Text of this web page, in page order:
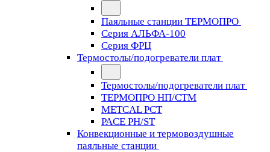
Паяльные станции ТЕРМОПРО
Серия АЛЬФА-100
Серия ФРЦ
Термостолы/подогреватели плат
Термостолы/подогреватели плат
ТЕРМОПРО НП/СТМ
METCAL PCT
PACE PH/ST
Конвекционные и термовоздушные
паяльные станции